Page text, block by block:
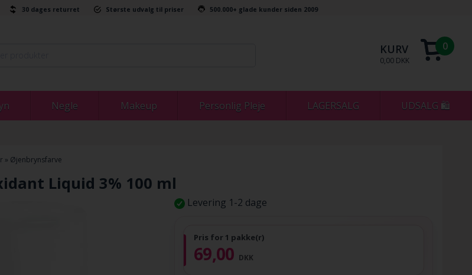
30 dages returret Største udvalg til priser 500.000+ glade kunder siden 2009
KURV
0,00 DKK
0
Negle Makeup Personlig Pleje LAGERSALG UDSALG 🛍
» Øjenbrynsfarve
Liquid 3% 100 ml
Levering 1-2 dage
Pris for 1 pakke(r)
69,00 DKK